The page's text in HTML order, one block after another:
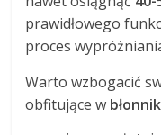
prawidłowego
proces
Warto wzbogacić
obfitujące w błonnik